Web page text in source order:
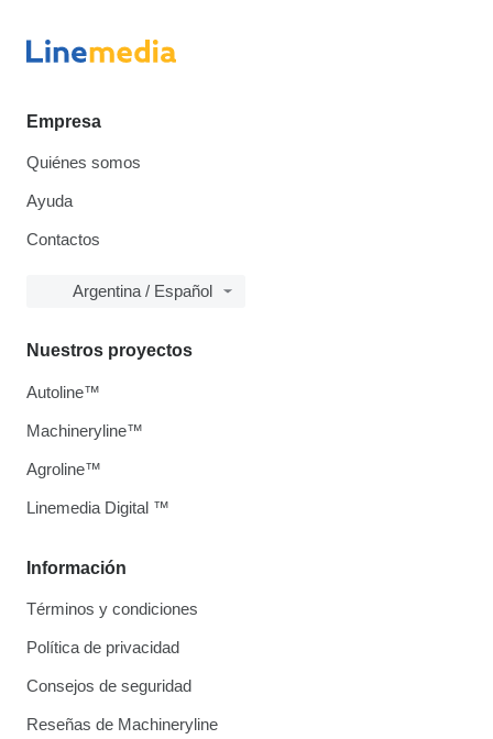
Empresa
Quiénes somos
Ayuda
Contactos
Argentina / Español
Información
Términos y condiciones
Política de privacidad
Consejos de seguridad
Reseñas de Machineryline
Nuestros proyectos
Autoline™
Machineryline™
Agroline™
Linemedia Digital ™